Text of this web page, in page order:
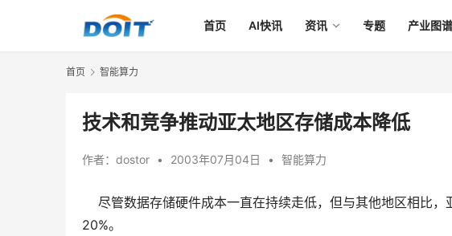
首页 AI快讯 资讯 专题 产业图谱
首页 智能算力
技术和竞争推动亚太地区存储成本降低
作者： dostor • 2003年07月04日 • 智能算力
尽管数据存储硬件成本一直在持续走低，但与其他地区相比，
20%。